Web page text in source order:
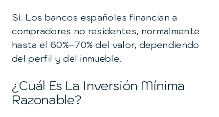
Sí. Los bancos españoles financian a
compradores no residentes, normalmente
hasta el 60%–70% del valor, dependiendo
del perfil y del inmueble.
¿Cuál Es La Inversión Mínima
Razonable?